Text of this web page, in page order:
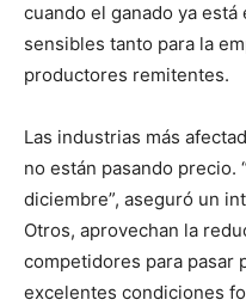
cuando el ganado ya
sensibles tanto para la
productores remitentes.
Las industrias más
no están pasando precio.
diciembre”, aseguró un
Otros, aprovechan la
competidores para pasar
excelentes condiciones